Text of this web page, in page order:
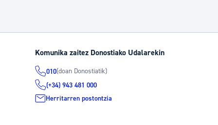
Komunika zaitez Donostiako Udalarekin
010(doan Donostiatik)
(+34) 943 481 000
Herritarren postontzia